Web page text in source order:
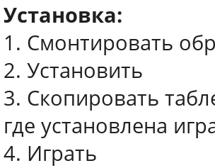
Установка:
1. Смонтировать
2. Установить
3. Скопировать
где установлена
4. Играть